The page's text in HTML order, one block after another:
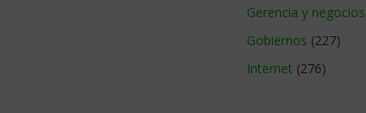
Gerencia y negocios
Gobiernos (227)
Internet (276)